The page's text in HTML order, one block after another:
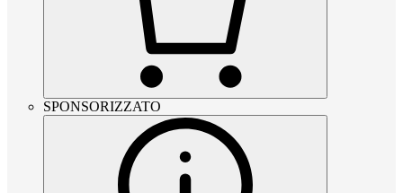
SPONSORIZZATO